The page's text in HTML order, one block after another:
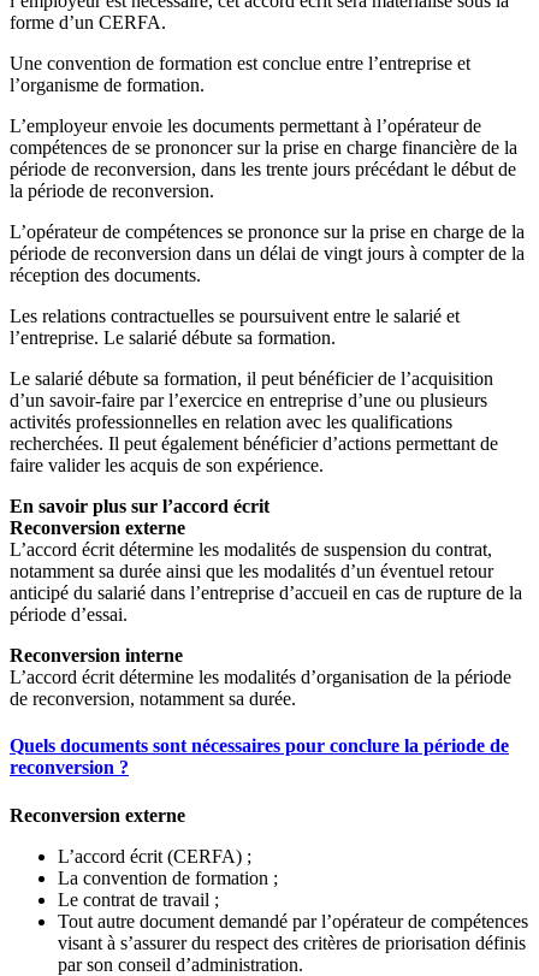
forme d’un CERFA.
Une convention de formation est conclue entre l’entreprise et
l’organisme de formation.
L’employeur envoie les documents permettant à l’opérateur de
compétences de se prononcer sur la prise en charge financière de la
période de reconversion, dans les trente jours précédant le début de
la période de reconversion.
L’opérateur de compétences se prononce sur la prise en charge de la
période de reconversion dans un délai de vingt jours à compter de la
réception des documents.
Les relations contractuelles se poursuivent entre le salarié et
l’entreprise. Le salarié débute sa formation.
Le salarié débute sa formation, il peut bénéficier de l’acquisition
d’un savoir-faire par l’exercice en entreprise d’une ou plusieurs
activités professionnelles en relation avec les qualifications
recherchées. Il peut également bénéficier d’actions permettant de
faire valider les acquis de son expérience.
En savoir plus sur l’accord écrit
Reconversion externe
L’accord écrit détermine les modalités de suspension du contrat,
notamment sa durée ainsi que les modalités d’un éventuel retour
anticipé du salarié dans l’entreprise d’accueil en cas de rupture de la
période d’essai.
Reconversion interne
L’accord écrit détermine les modalités d’organisation de la période
de reconversion, notamment sa durée.
Quels documents sont nécessaires pour conclure la période de
reconversion ?
Reconversion externe
L’accord écrit (CERFA) ;
La convention de formation ;
Le contrat de travail ;
Tout autre document demandé par l’opérateur de compétences
visant à s’assurer du respect des critères de priorisation définis
par son conseil d’administration.